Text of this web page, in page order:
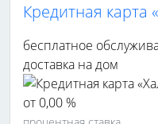
Кредитная карта
бесплатное
доставка на дом
от 0,00 %